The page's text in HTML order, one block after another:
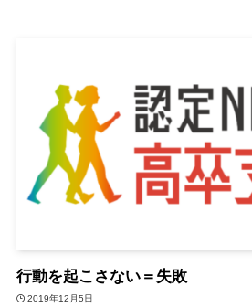
行動を起こさない＝失敗
2019年12月5日